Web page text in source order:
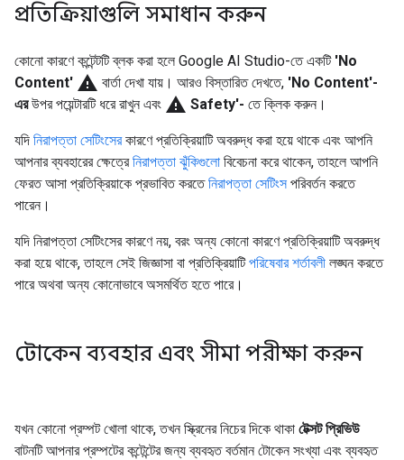
প্রতিক্রিয়াগুলি সমাধান করুন
কোনো কারণে কন্টেন্টটি ব্লক করা হলে Google AI Studio-তে একটি 'No
Content' warning বার্তা দেখা যায়। আরও বিস্তারিত দেখতে, 'No Content'-
এরউপর পয়েন্টারটি ধরে রাখুন এবং warning Safety'- তে ক্লিক করুন।
যদি নিরাপত্তা সেটিংসেরকারণে প্রতিক্রিয়াটি অবরুদ্ধ করা হয়ে থাকে এবং আপনি
আপনার ব্যবহারের ক্ষেত্রেনিরাপত্তা ঝুঁকিগুলো বিবেচনা করে থাকেন, তাহলে আপনি
ফেরত আসা প্রতিক্রিয়াকে প্রভাবিত করতেনিরাপত্তা সেটিংসপরিবর্তন করতে
পারেন।
যদি নিরাপত্তা সেটিংসের কারণে নয়, বরং অন্য কোনো কারণে প্রতিক্রিয়াটি অবরুদ্ধ
করা হয়ে থাকে, তাহলে সেই জিজ্ঞাসা বা প্রতিক্রিয়াটিপরিষেবার শর্তাবলী লঙ্ঘন করতে
পারে অথবা অন্য কোনোভাবে অসমর্থিত হতে পারে।
টোকেন ব্যবহার এবং সীমা পরীক্ষা করুন
যখন কোনো প্রম্পট খোলা থাকে, তখন স্ক্রিনের নিচের দিকে থাকা টেক্সট প্রিভিউ
বাটনটি আপনার প্রম্পটের কন্টেন্টের জন্য ব্যবহৃত বর্তমান টোকেন সংখ্যা এবং ব্যবহৃত